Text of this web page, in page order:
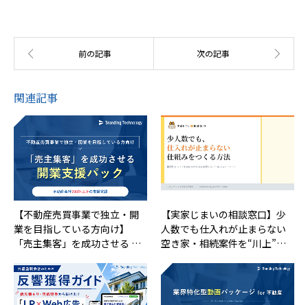
関連記事
【不動産売買事業で独立・開
業を目指している方向け】
「売主集客」を成功させる …
【実家じまいの相談窓口】少
人数でも仕入れが止まらない
空き家・相続案件を“川上”…